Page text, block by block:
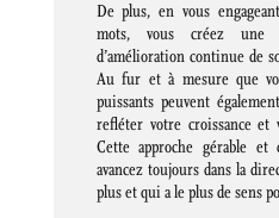
De plus, en vous
mots, vous créez une
d’amélioration continue de
Au fur et à mesure que
puissants peuvent
refléter votre croissance et
Cette approche gérable
avancez toujours dans la
plus et qui a le plus de sens